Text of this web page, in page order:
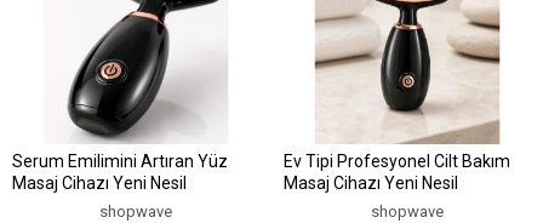
Serum Emilimini Artıran Yüz
Masaj Cihazı Yeni Nesil
shopwave
Ev Tipi Profesyonel Cilt Bakım
Masaj Cihazı Yeni Nesil
shopwave